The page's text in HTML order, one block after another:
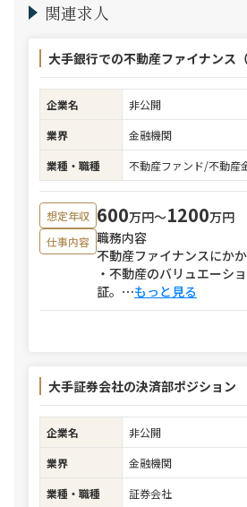
関連求人
大手銀行での不動産ファイナンス
企業名
非公開
業界
金融機関
業種・職種
不動産ファンド/不動産
想定年収 600万円〜1200万円
仕事内容 職務内容
不動産ファイナンスにか
・不動産のバリュエーシ
証。 ⋯もっと見る
大手証券会社の決済部ポジション
企業名
非公開
業界
金融機関
業種・職種
証券会社